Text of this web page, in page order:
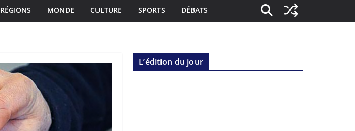
RÉGIONS MONDE CULTURE SPORTS DÉBATS
L’édition du jour